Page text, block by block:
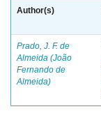
Author(s)
Prado, J. F. de
Almeida (João
Fernando de
Almeida)